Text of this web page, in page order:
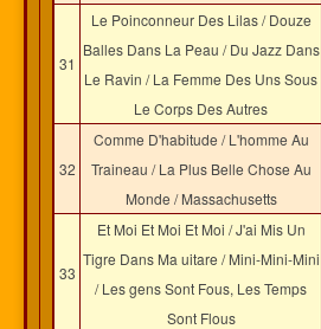
31
Le Poinconneur Des Lilas / Douze
Balles Dans La Peau / Du Jazz Dans
Le Ravin / La Femme Des Uns Sous
Le Corps Des Autres
32
Comme D'habitude / L'homme Au
Traineau / La Plus Belle Chose Au
Monde / Massachusetts
33
Et Moi Et Moi Et Moi / J'ai Mis Un
Tigre Dans Ma uitare / Mini-Mini-Mini
/ Les gens Sont Fous, Les Temps
Sont Flous